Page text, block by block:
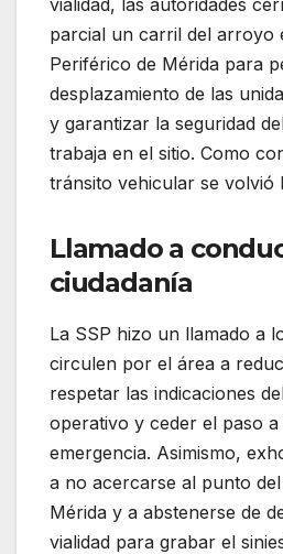
vialidad, las autoridades
parcial un carril del arroyo
Periférico de Mérida para
desplazamiento de las
y garantizar la seguridad
trabaja en el sitio. Como
tránsito vehicular se volvió
Llamado a
ciudadanía
La SSP hizo un llamado a
circulen por el área a
respetar las indicaciones
operativo y ceder el paso a
emergencia. Asimismo,
a no acercarse al punto
Mérida y a abstenerse de
vialidad para grabar el